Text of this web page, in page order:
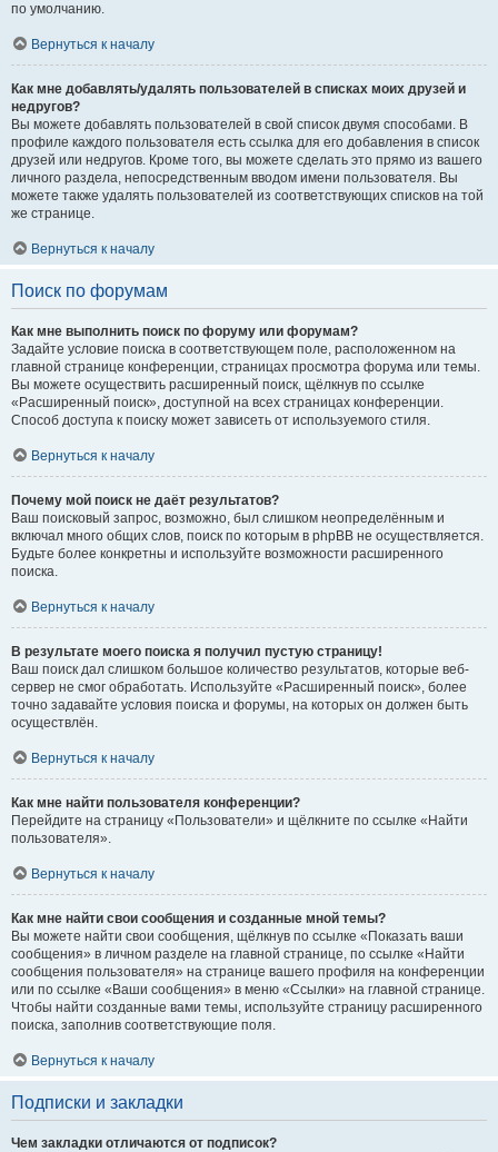
по умолчанию.
Вернуться к началу
Как мне добавлять/удалять пользователей в списках моих друзей и
недругов?
Вы можете добавлять пользователей в свой список двумя способами. В
профиле каждого пользователя есть ссылка для его добавления в список
друзей или недругов. Кроме того, вы можете сделать это прямо из вашего
личного раздела, непосредственным вводом имени пользователя. Вы
можете также удалять пользователей из соответствующих списков на той
же странице.
Вернуться к началу
Поиск по форумам
Как мне выполнить поиск по форуму или форумам?
Задайте условие поиска в соответствующем поле, расположенном на
главной странице конференции, страницах просмотра форума или темы.
Вы можете осуществить расширенный поиск, щёлкнув по ссылке
«Расширенный поиск», доступной на всех страницах конференции.
Способ доступа к поиску может зависеть от используемого стиля.
Вернуться к началу
Почему мой поиск не даёт результатов?
Ваш поисковый запрос, возможно, был слишком неопределённым и
включал много общих слов, поиск по которым в phpBB не осуществляется.
Будьте более конкретны и используйте возможности расширенного
поиска.
Вернуться к началу
В результате моего поиска я получил пустую страницу!
Ваш поиск дал слишком большое количество результатов, которые веб-
сервер не смог обработать. Используйте «Расширенный поиск», более
точно задавайте условия поиска и форумы, на которых он должен быть
осуществлён.
Вернуться к началу
Как мне найти пользователя конференции?
Перейдите на страницу «Пользователи» и щёлкните по ссылке «Найти
пользователя».
Вернуться к началу
Как мне найти свои сообщения и созданные мной темы?
Вы можете найти свои сообщения, щёлкнув по ссылке «Показать ваши
сообщения» в личном разделе на главной странице, по ссылке «Найти
сообщения пользователя» на странице вашего профиля на конференции
или по ссылке «Ваши сообщения» в меню «Ссылки» на главной странице.
Чтобы найти созданные вами темы, используйте страницу расширенного
поиска, заполнив соответствующие поля.
Вернуться к началу
Подписки и закладки
Чем закладки отличаются от подписок?